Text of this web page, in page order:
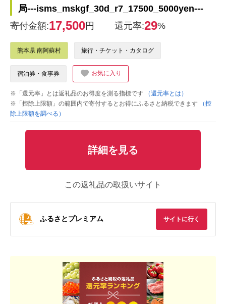
局---isms_mskgf_30d_r7_17500_5000yen---
寄付金額:17,500円 還元率:29%
熊本県 南阿蘇村 旅行・チケット・カタログ
宿泊券・食事券 お気に入り
※「還元率」とは返礼品のお得度を測る指標です
（還元率とは）
※「控除上限額」の範囲内で寄付するとお得にふるさと納税できます
（控
除上限額を調べる）
詳細を見る
この返礼品の取扱いサイト
ふるさとプレミアム サイトに行く